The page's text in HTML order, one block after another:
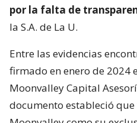
por la falta de
la S.A. de La U.
Entre las evidencias
firmado en enero de 2024
Moonvalley Capital
documento estableció que